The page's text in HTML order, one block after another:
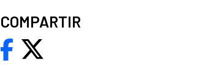
COMPARTIR